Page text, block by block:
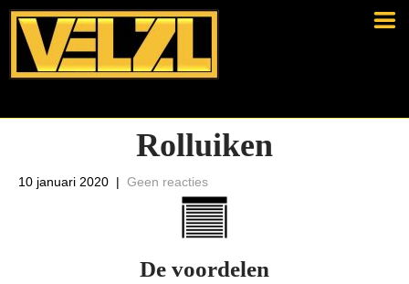
Rolluiken
10 januari 2020 | Geen reacties
De voordelen